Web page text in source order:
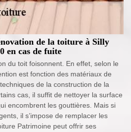
de la toiture à Silly
en cas de fuite
du toit foisonnent. En effet, selon le
est fonction des matériaux de
de la construction de la
cas, il suffit de nettoyer la surface
encombrent les gouttières. Mais si
il s’impose de remplacer les
Patrimoine peut offrir ses